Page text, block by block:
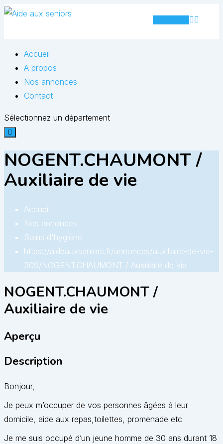
Skip
Accueil
A propos
Nos annonces
Contact
Sélectionnez un département
NOGENT.CHAUMONT /
Auxiliaire de vie
Accueil
Nos annonces
Soins d'hygiène
https://aideauxseniors.fr/annonces/auxiliaire-de-vie-
309/NOGENT.CHAUMONT / Auxiliaire de vie
NOGENT.CHAUMONT /
Auxiliaire de vie
Aperçu
Description
Bonjour,
Je peux m’occuper de vos personnes âgées à leur
domicile, aide aux repas,toilettes, promenade etc
Je me suis occupé d’un jeune homme de 30 ans durant 18